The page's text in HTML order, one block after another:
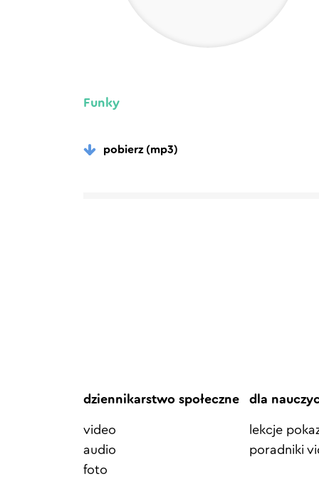
Funky
pobierz (mp3)
dziennikarstwo społeczne
video
audio
foto
dla
lekcje
poradniki